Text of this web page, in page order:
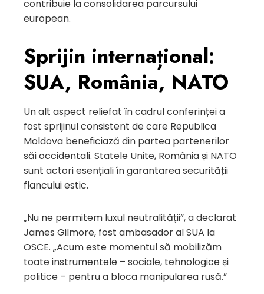
contribuie la consolidarea parcursului
european.
Sprijin internațional:
SUA, România, NATO
Un alt aspect reliefat în cadrul conferinței a
fost sprijinul consistent de care Republica
Moldova beneficiază din partea partenerilor
săi occidentali. Statele Unite, România și NATO
sunt actori esențiali în garantarea securității
flancului estic.
„Nu ne permitem luxul neutralității”, a declarat
James Gilmore, fost ambasador al SUA la
OSCE. „Acum este momentul să mobilizăm
toate instrumentele – sociale, tehnologice și
politice – pentru a bloca manipularea rusă.”